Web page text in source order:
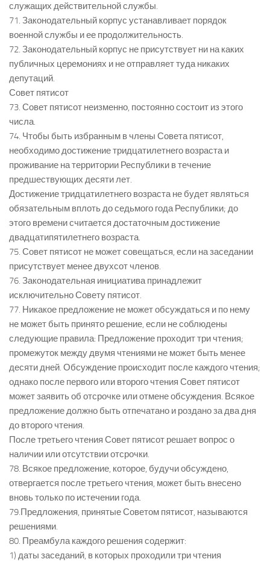
служащих действительной службы.
71. Законодательный корпус устанавливает порядок
военной службы и ее продолжительность.
72. Законодательный корпус не присутствует ни на каких
публичных церемониях и не отправляет туда никаких
депутаций.
Совет пятисот
73. Совет пятисот неизменно, постоянно состоит из этого
числа.
74. Чтобы быть избранным в члены Совета пятисот,
необходимо достижение тридцатилетнего возраста и
проживание на территории Республики в течение
предшествующих десяти лет.
Достижение тридцатилетнего возраста не будет являться
обязательным вплоть до седьмого года Республики; до
этого времени считается достаточным достижение
двадцатипятилетнего возраста.
75. Совет пятисот не может совещаться, если на заседании
присутствует менее двухсот членов.
76. Законодательная инициатива принадлежит
исключительно Совету пятисот.
77. Никакое предложение не может обсуждаться и по нему
не может быть принято решение, если не соблюдены
следующие правила: Предложение проходит три чтения;
промежуток между двумя чтениями не может быть менее
десяти дней. Обсуждение происходит после каждого чтения;
однако после первого или второго чтения Совет пятисот
может заявить об отсрочке или отмене обсуждения. Всякое
предложение должно быть отпечатано и роздано за два дня
до второго чтения.
После третьего чтения Совет пятисот решает вопрос о
наличии или отсутствии отсрочки.
78. Всякое предложение, которое, будучи обсуждено,
отвергается после третьего чтения, может быть внесено
вновь только по истечении года.
79.Предложения, принятые Советом пятисот, называются
решениями.
80. Преамбула каждого решения содержит:
1) даты заседаний, в которых проходили три чтения